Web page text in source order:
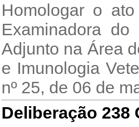
Homologar o ato
Examinadora
Adjunto na Área
e Imunologia
nº 25, de 06 de
Deliberação 238